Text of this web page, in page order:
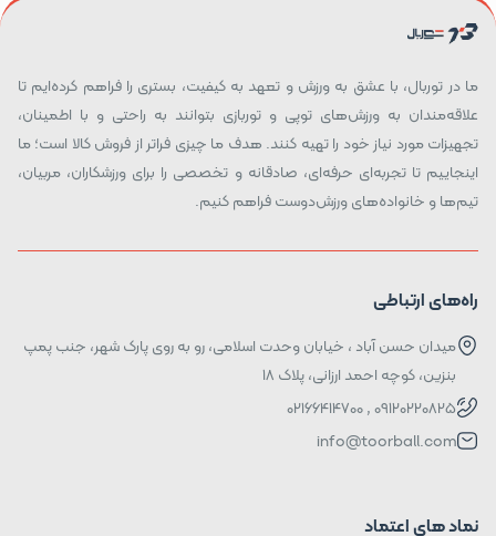
ما در توربال، با عشق به ورزش و تعهد به کیفیت، بستری را فراهم کرده‌ایم تا
علاقه‌مندان به ورزش‌های توپی و توربازی بتوانند به راحتی و با اطمینان،
تجهیزات مورد نیاز خود را تهیه کنند. هدف ما چیزی فراتر از فروش کالا است؛ ما
اینجاییم تا تجربه‌ای حرفه‌ای، صادقانه و تخصصی را برای ورزشکاران، مربیان،
تیم‌ها و خانواده‌های ورزش‌دوست فراهم کنیم.
راه‌های ارتباطی
میدان حسن آباد ، خیابان وحدت اسلامی، رو به روی پارک شهر، جنب پمپ
بنزین، کوچه احمد ارزانی، پلاک ۱۸
09120220825 , 02166414700
info@toorball.com
نماد های اعتماد